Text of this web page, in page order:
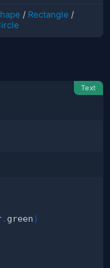
/ Rectangle /
Text
. green)